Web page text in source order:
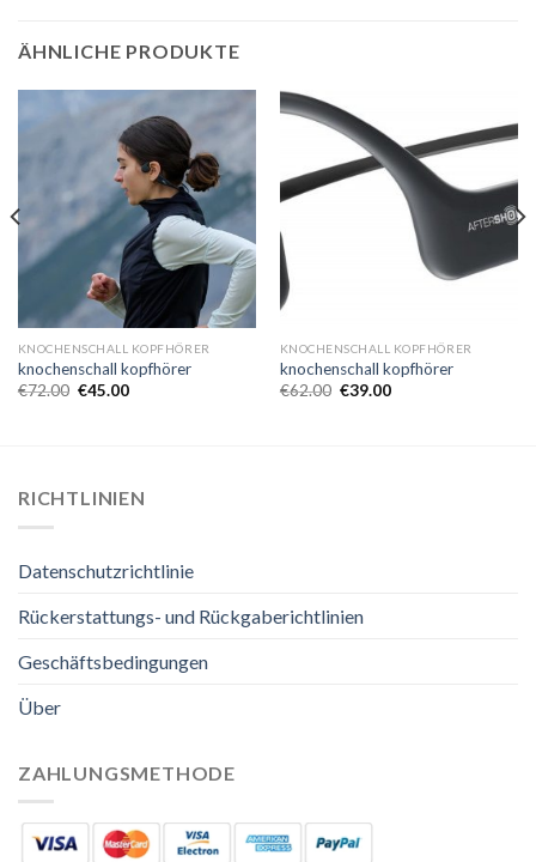
ÄHNLICHE PRODUKTE
KNOCHENSCHALL KOPFHÖRER
knochenschall kopfhörer
€72.00 €45.00
KNOCHENSCHALL KOPFHÖRER
knochenschall kopfhörer
€62.00 €39.00
RICHTLINIEN
Datenschutzrichtlinie
Rückerstattungs- und Rückgaberichtlinien
Geschäftsbedingungen
Über
ZAHLUNGSMETHODE